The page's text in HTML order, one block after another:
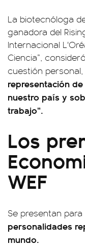
La biotecnóloga
ganadora del
Internacional
Ciencia”,
cuestión
representación
nuestro país y
trabajo”.
Los
WEF
Se presentan para
personalidades
mundo.